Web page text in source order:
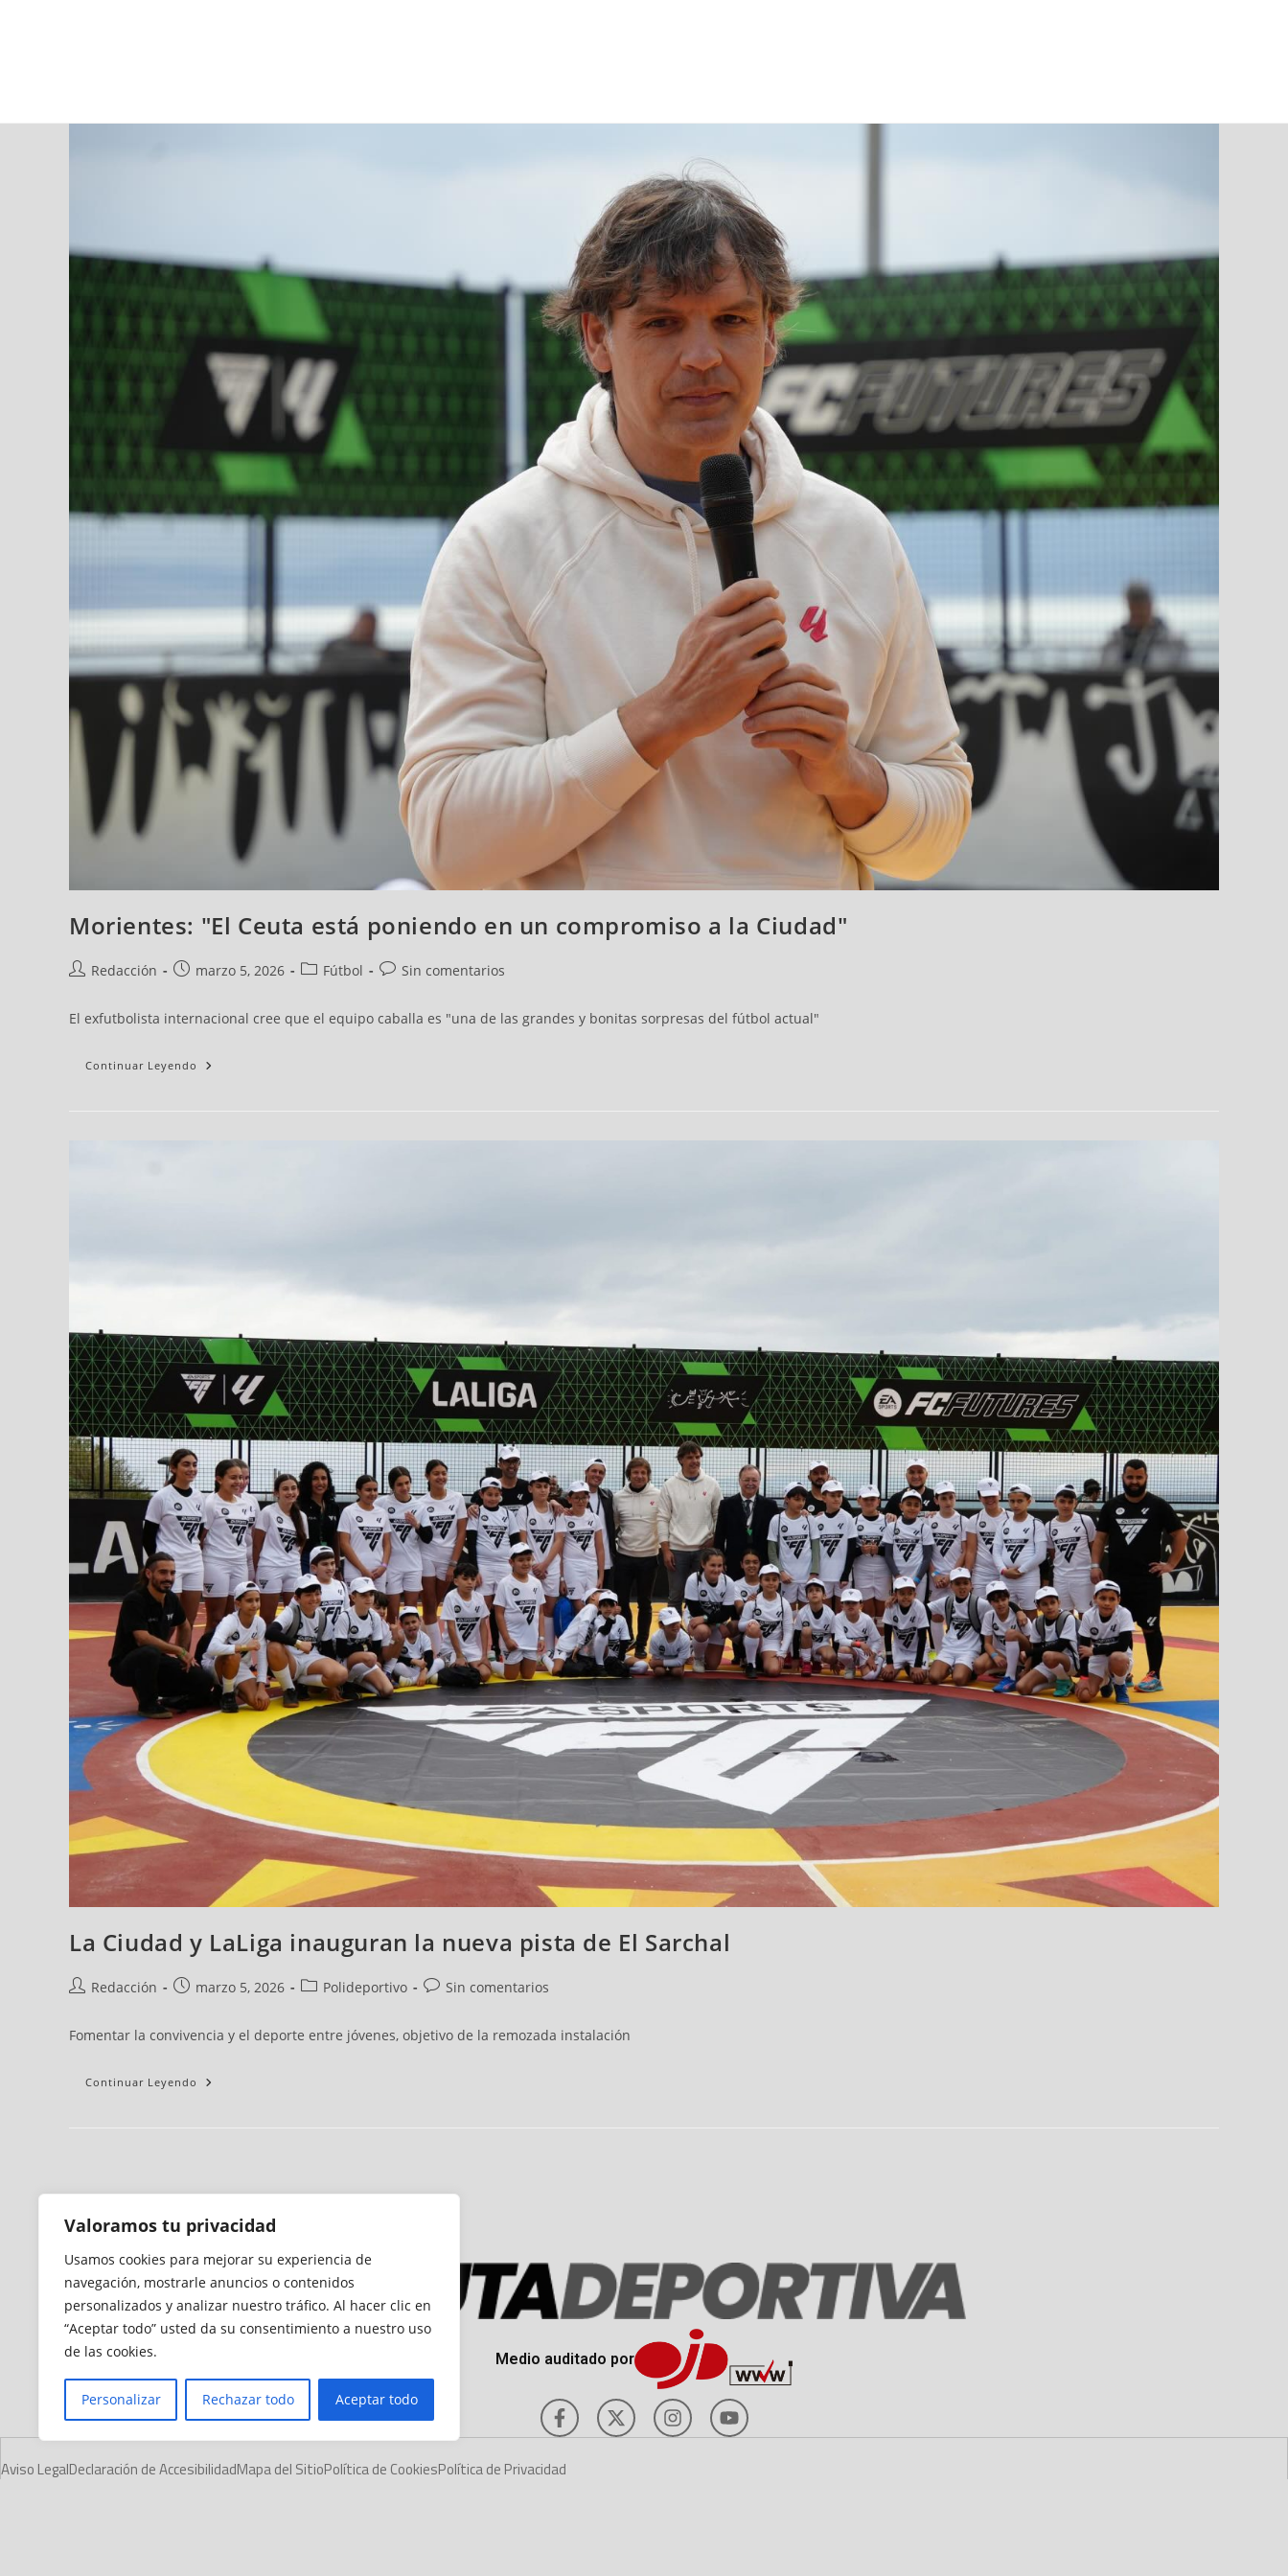
Valoramos tu privacidad
Usamos cookies para mejorar su experiencia de
navegación, mostrarle anuncios o contenidos
personalizados y analizar nuestro tráfico. Al hacer clic en
“Aceptar todo” usted da su consentimiento a nuestro uso
de las cookies.
Personalizar Rechazar todo Aceptar todo
Morientes: "El Ceuta está poniendo en un compromiso a la Ciudad"
Redacción marzo 5, 2026 Fútbol Sin comentarios
El exfutbolista internacional cree que el equipo caballa es "una de las grandes y bonitas sorpresas del fútbol actual"
Continuar Leyendo
La Ciudad y LaLiga inauguran la nueva pista de El Sarchal
Redacción marzo 5, 2026 Polideportivo Sin comentarios
Fomentar la convivencia y el deporte entre jóvenes, objetivo de la remozada instalación
Continuar Leyendo
Medio auditado por
Aviso LegalDeclaración de AccesibilidadMapa del SitioPolítica de CookiesPolítica de Privacidad